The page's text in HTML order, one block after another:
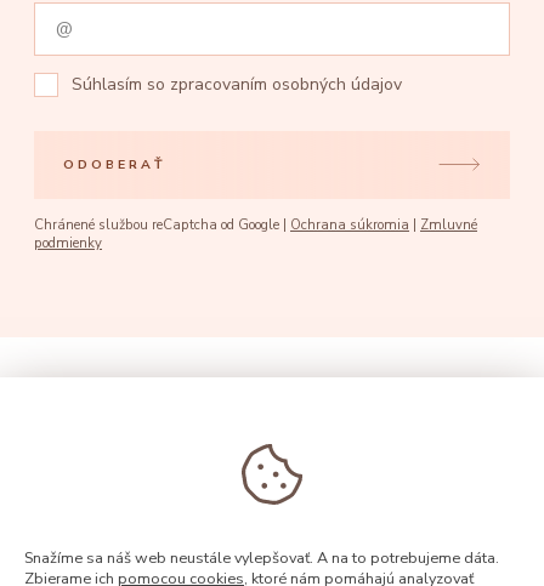
Súhlasím so zpracovaním osobných údajov
ODOBERAŤ
Chránené službou reCaptcha od Google | Ochrana súkromia | Zmluvné
podmienky
Snažíme sa náš web neustále vylepšovať. A na to potrebujeme dáta.
Zbierame ich pomocou cookies, ktoré nám pomáhajú analyzovať